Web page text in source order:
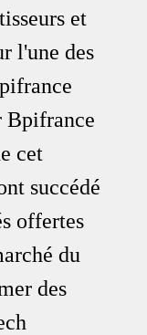
et
l'une des
Bpifrance
cet
succédé
offertes
du
des